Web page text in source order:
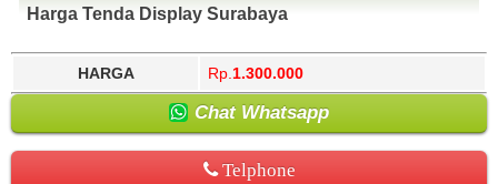
Harga Tenda Display Surabaya
HARGA Rp. 1.300.000
Chat Whatsapp
Telphone